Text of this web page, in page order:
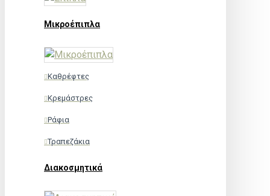
Μικροέπιπλα
Καθρέφτες
Κρεμάστρες
Ράφια
Τραπεζάκια
Διακοσμητικά